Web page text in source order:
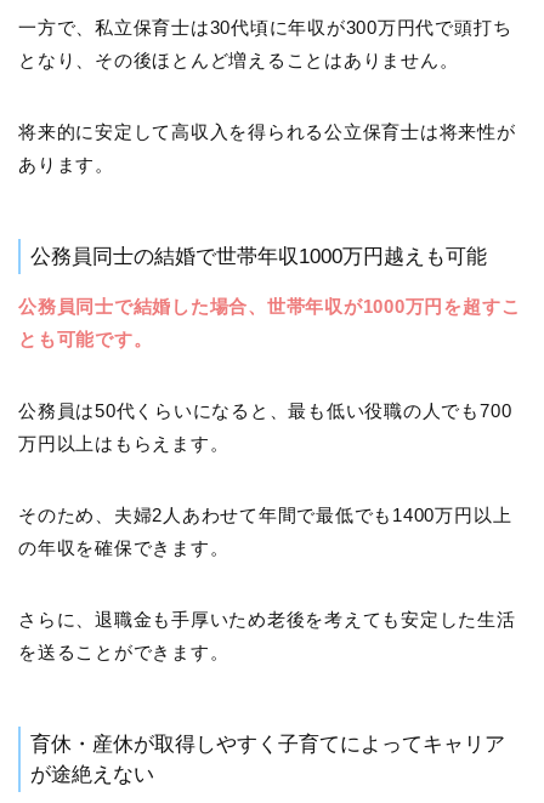
一方で、私立保育士は30代頃に年収が300万円代で頭打ち
となり、その後ほとんど増えることはありません。
将来的に安定して高収入を得られる公立保育士は将来性が
あります。
公務員同士の結婚で世帯年収1000万円越えも可能
公務員同士で結婚した場合、世帯年収が1000万円を超すこ
とも可能です。
公務員は50代くらいになると、最も低い役職の人でも700
万円以上はもらえます。
そのため、夫婦2人あわせて年間で最低でも1400万円以上
の年収を確保できます。
さらに、退職金も手厚いため老後を考えても安定した生活
を送ることができます。
育休・産休が取得しやすく子育てによってキャリア
が途絶えない